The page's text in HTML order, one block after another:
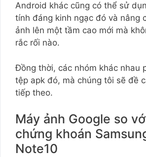
Android khác cũng có thể sử
tính đáng kinh ngạc đó và nâng
ảnh lên một tầm cao mới mà
rắc rối nào.
Đồng thời, các nhóm khác nhau
tệp apk đó, mà chúng tôi sẽ đề
tiếp theo.
Máy ảnh Google so
chứng khoán
Note10